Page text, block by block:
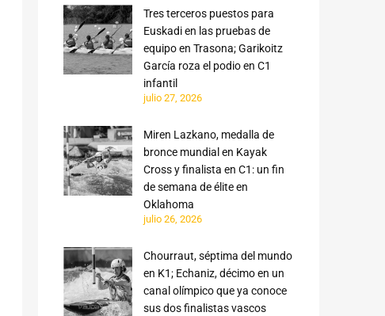
Tres terceros puestos para
Euskadi en las pruebas de
equipo en Trasona; Garikoitz
García roza el podio en C1
infantil
julio 27, 2026
Miren Lazkano, medalla de
bronce mundial en Kayak
Cross y finalista en C1: un fin
de semana de élite en
Oklahoma
julio 26, 2026
Chourraut, séptima del mundo
en K1; Echaniz, décimo en un
canal olímpico que ya conoce
sus dos finalistas vascos